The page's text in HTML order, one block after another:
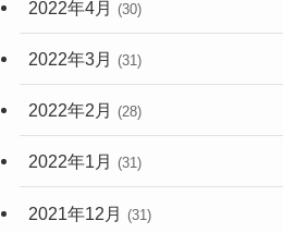
2022年4月 (30)
2022年3月 (31)
2022年2月 (28)
2022年1月 (31)
2021年12月 (31)